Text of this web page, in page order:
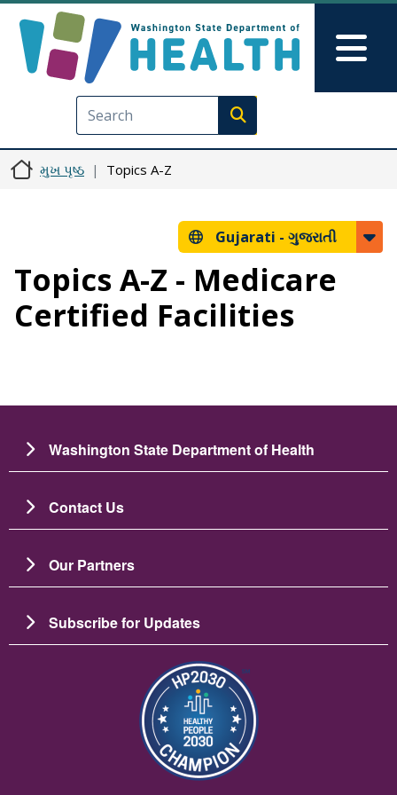
Execute search
મુખ પૃષ્ઠ Topics A-Z
Gujarati - ગુજરાતી
Topics A-Z - Medicare
Certified Facilities
Washington State Department of Health
Contact Us
Our Partners
Subscribe for Updates
Image